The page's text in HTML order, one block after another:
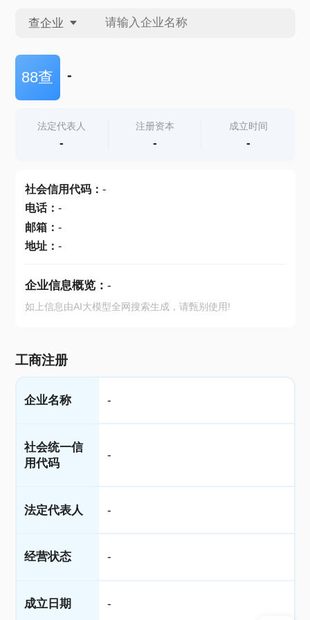
查企业
查企业
查产地
88查 -
法定代表人
-
注册资本
-
成立时间
-
社会信用代码： -
电话： -
邮箱： -
地址： -
企业信息概览： -
如上信息由AI大模型全网搜索生成，请甄别使用!
工商注册
企业名称 -
社会统一信
用代码
-
法定代表人 -
经营状态 -
成立日期 -